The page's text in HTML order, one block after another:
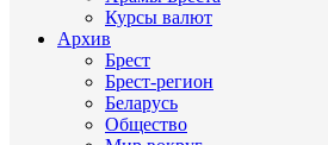
Курсы валют
Архив
Брест
Брест-регион
Беларусь
Общество